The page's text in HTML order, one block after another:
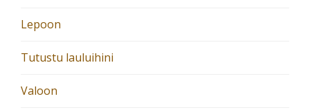
Lepoon
Tutustu lauluihini
Valoon